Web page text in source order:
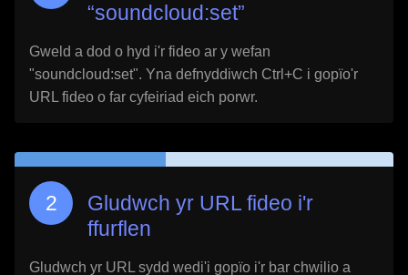
“soundcloud:set”
Gweld a dod o hyd i'r fideo ar y wefan
"soundcloud:set". Yna defnyddiwch Ctrl+C i gopïo'r
URL fideo o far cyfeiriad eich porwr.
Gludwch yr URL fideo i'r
ffurflen
Gludwch yr URL sydd wedi'i gopïo i'r bar chwilio a